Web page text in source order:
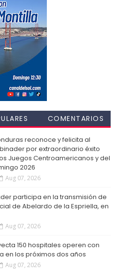
COMENTARIOS
reconoce y felicita al
por extraordinario éxito
Juegos Centroamericanos y del
2026
Aug 07, 2026
participa en la transmisión de
de Abelardo de la Espriella, en
Aug 07, 2026
150 hospitales operen con
en los próximos dos años
Aug 07, 2026